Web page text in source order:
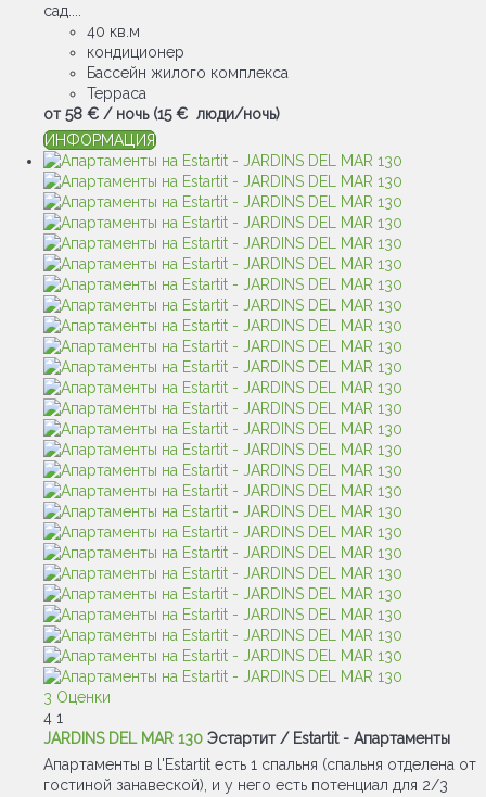
сад....
40 кв.м
кондиционер
Бассейн жилого комплекса
Терраса
от 58 € / ночь (15 € люди/ночь)
ИНФОРМАЦИЯ
3 Оценки
4 1
JARDINS DEL MAR 130 Эстартит / Estartit - Апартаменты
Апартаменты в l'Estartit есть 1 спальня (спальня отделена от
гостиной занавеской), и у него есть потенциал для 2/3